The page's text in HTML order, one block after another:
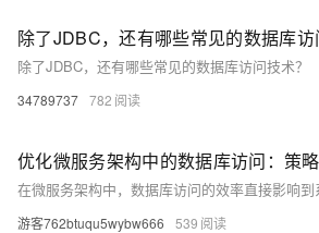
除了JDBC，还有哪些常见的数据库访
除了JDBC，还有哪些常见的数据库访问技术？
34789737 782
优化微服务架构中的数据库访问：策
游客762btuqu5wybw666 539